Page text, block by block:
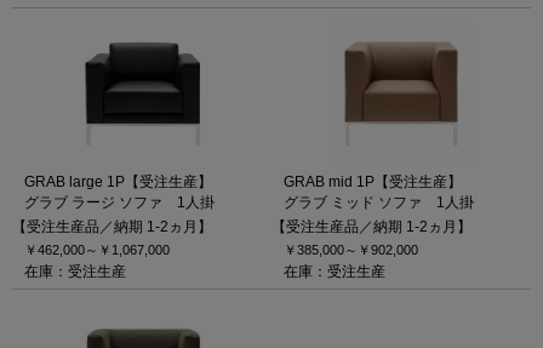
GRAB large 1P【受注生産】
グラブ ラージ ソファ 1人掛
【受注生産品／納期 1-2ヵ月】
￥462,000～ ￥1,067,000
在庫：受注生産
GRAB mid 1P【受注生産】
グラブ ミッド ソファ 1人掛
【受注生産品／納期 1-2ヵ月】
￥385,000～ ￥902,000
在庫：受注生産